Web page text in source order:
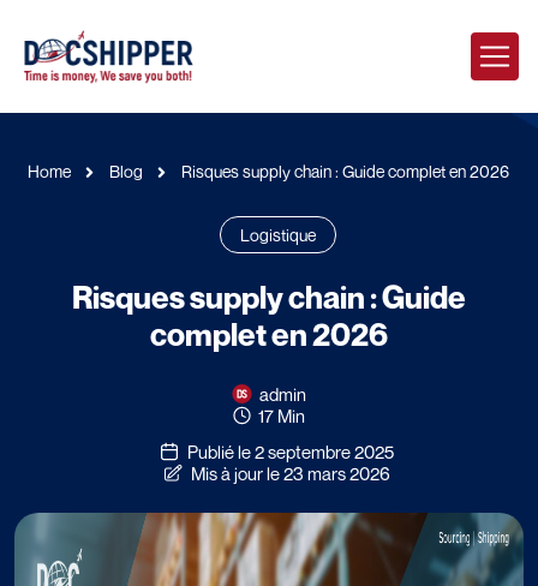
Home Blog Risques supply chain : Guide complet en 2026
Logistique
Risques supply chain : Guide
complet en 2026
admin
17 Min
Publié le 2 septembre 2025
Mis à jour le 23 mars 2026